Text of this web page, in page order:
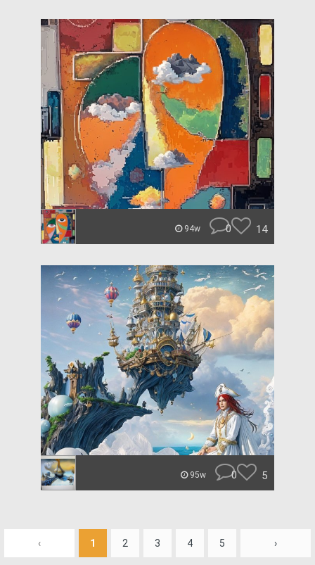
94w 0 14
95w 0 5
‹ 1 2 3 4 5 ›